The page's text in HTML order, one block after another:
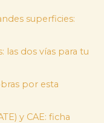
superficies:
las dos vías para tu
por esta
y CAE: ficha